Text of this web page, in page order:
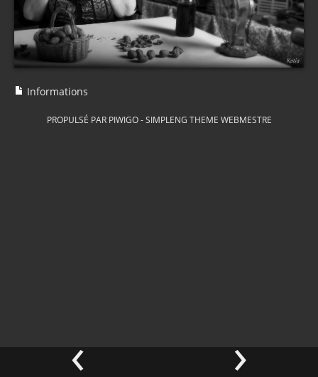
‹ ›
Informations
PROPULSÉ PAR PIWIGO-SIMPLENG THEME WEBMESTRE